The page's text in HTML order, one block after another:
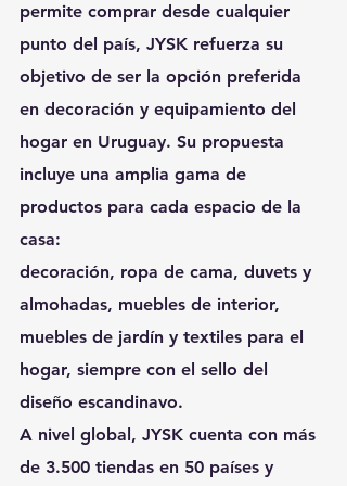
permite comprar desde cualquier
punto del país, JYSK refuerza su
objetivo de ser la opción preferida
en decoración y equipamiento del
hogar en Uruguay. Su propuesta
incluye una amplia gama de
productos para cada espacio de la
casa:
decoración, ropa de cama, duvets y
almohadas, muebles de interior,
muebles de jardín y textiles para el
hogar, siempre con el sello del
diseño escandinavo.
A nivel global, JYSK cuenta con más
de 3.500 tiendas en 50 países y